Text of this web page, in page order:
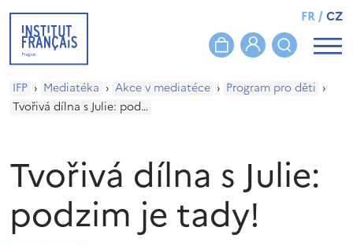
FR/CZ
IFP › Mediatéka › Akce v mediatéce › Program pro děti ›
Tvořivá dílna s Julie: podzim je tady!
Tvořivá dílna s Julie:
podzim je tady!